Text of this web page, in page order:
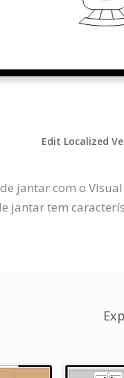
Edit Localized
jantar com o
jantar tem